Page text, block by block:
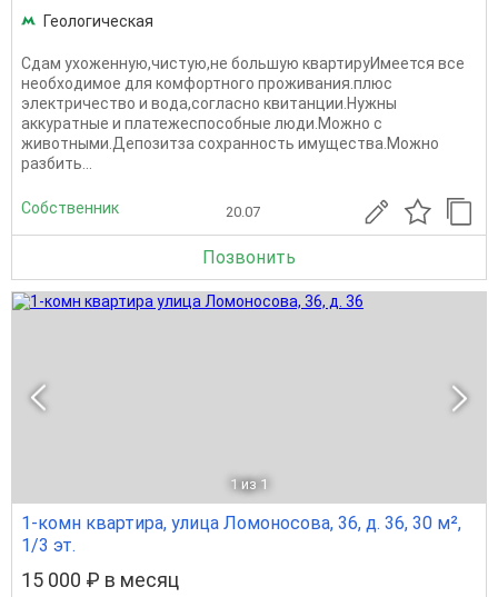
Геологическая
Сдам ухоженную,чистую,не большую квартируИмеется все
необходимое для комфортного проживания.плюс
электричество и вода,согласно квитанции.Нужны
аккуратные и платежеспособные люди.Можно с
животными.Депозитза сохранность имущества.Можно
разбить...
Собственник 20.07
Позвонить
1 из 1
1-комн квартира, улица Ломоносова, 36, д. 36, 30 м²,
1/3 эт.
15 000 ₽ в месяц